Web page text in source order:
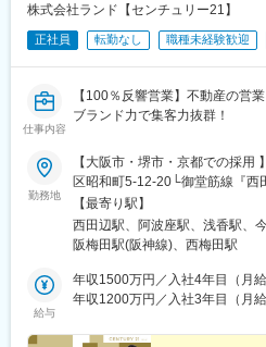
株式会社ランド【センチュリー21】
正社員 転勤なし 職種未経験歓迎
仕事内容
【100％反響営業】不動産の
ブランド力で集客力抜群！
勤務地
【大阪市・堺市・京都での採用
区昭和町5-12-20└御堂筋線『西
阪市西区立売堀5-4-1└中央・千
店大阪府堺市北区東浅香山町1-
御堂筋線『北花田』徒歩10分■
歩7分■梅田店大阪府大阪市北区
ートタワー7階└JR線「大阪駅」
ループ会社での勤務も可能（本
【最寄り駅】
西田辺駅、阿波座駅、浅香駅、
阪梅田駅(阪神線)、西梅田駅
給与
年収1500万円／入社4年目（月
年収1200万円／入社3年目（月